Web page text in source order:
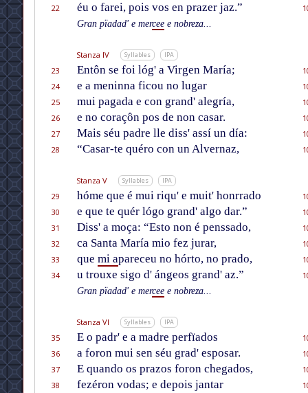
22
éu o farei, pois vos en prazer jaz.”
Gran pïadad' e merceee nobreza...
Stanza IV Syllables IPA
23 Entôn se foi lóg' a Virgen María;
24
e a meninna ficou no lugar
25
mui pagada e con grand' alegría,
26
e no coraçôn pos de non casar.
27
Mais séu padre lle diss' assí un día:
28
“Casar-te quéro con un Alvernaz,
Stanza V Syllables IPA
29 hóme que é mui riqu' e muit' honrrado
30
e que te quér lógo grand' algo dar.”
31
Diss' a moça: “Esto non é penssado,
32
ca Santa María mio fez jurar,
33
que mi apareceu no hórto, no prado,
34
u trouxe sigo d' ángeos grand' az.”
Gran pïadad' e merceee nobreza...
Stanza VI Syllables IPA
35 E o padr' e a madre perfïados
36
a foron mui sen séu grad' esposar.
37
E quando os prazos foron chegados,
38
fezéron vodas; e depois jantar